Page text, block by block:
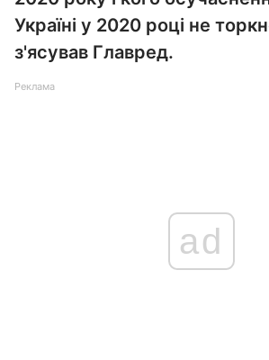
Україні у 2020 році не
з'ясував Главред.
Реклама
ad